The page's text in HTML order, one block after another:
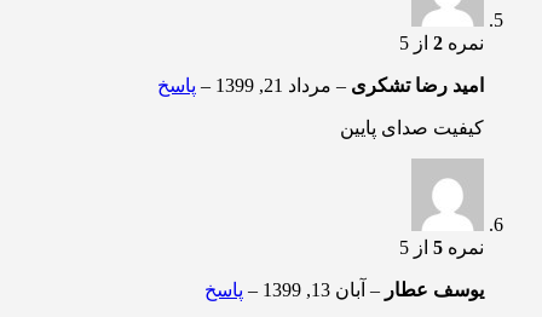
نمره 2 از 5
امید رضا تشکری – مرداد 21, 1399 – پاسخ
کیفیت صدای پایین
نمره 5 از 5
یوسف عطار – آبان 13, 1399 – پاسخ